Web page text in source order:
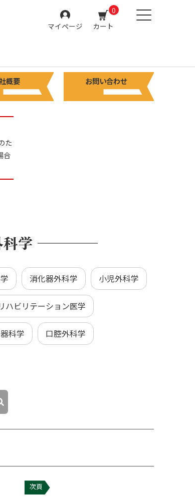
マイページ カート
0
概要 お問い合わせ
た
合
学
消化器外科学 小児外科学
ハビリテーション医学
科学 口腔外科学
次頁